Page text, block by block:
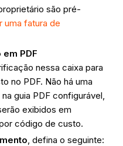
são pré-
uma fatura de
PDF
nessa caixa para
no PDF. Não há uma
guia PDF configurável,
exibidos em
código de custo.
, defina o seguinte: